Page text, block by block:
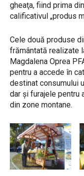
gheaţa, fiind prima
calificativul „produs
Cele două produse
frământată realizate
Magdalena Oprea
pentru a accede în
destinat consumului
dar și furajele pentru
din zone montane.